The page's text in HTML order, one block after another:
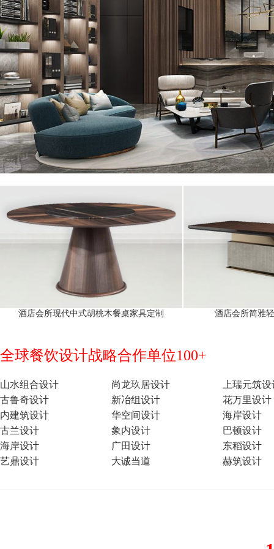
酒店会所现代中式胡桃木餐桌家具定制 酒店会所简雅
全球餐饮设计战略合作单位100+
山水组合设计 尚龙玖居设计
上瑞元筑
古鲁奇设计
新冶组设计
花万里设计
内建筑设计
华空间设计
海岸设计
古兰设计
象内设计
巴顿设计
海岸设计
广田设计
东稻设计
艺鼎设计
大诚当道 赫筑设计